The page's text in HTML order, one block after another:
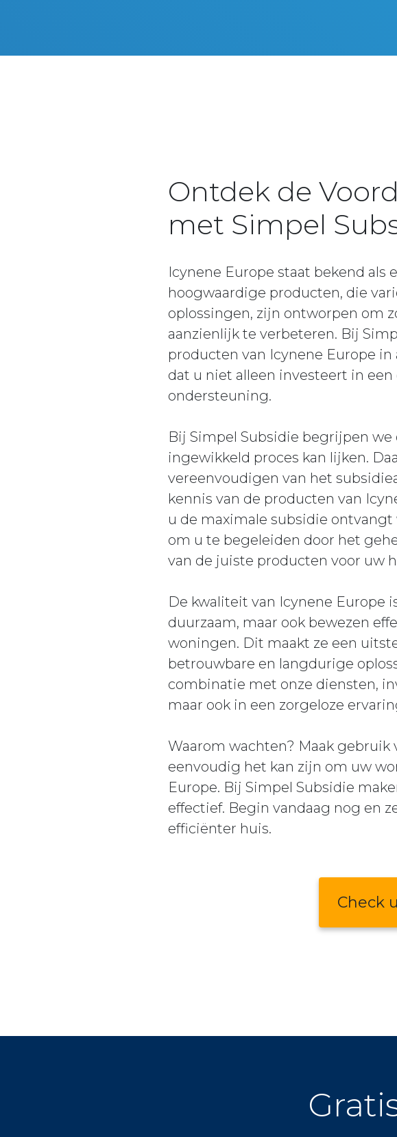
Ontdek de
met Simpel
Icynene Europe staat bekend
hoogwaardige producten, die
oplossingen, zijn ontworpen om
aanzienlijk te verbeteren. Bij
producten van Icynene Europe
dat u niet alleen investeert in
ondersteuning.
Bij Simpel Subsidie begrijpen we
ingewikkeld proces kan lijken.
vereenvoudigen van het
kennis van de producten van
u de maximale subsidie ontvangt
om u te begeleiden door het
van de juiste producten voor uw
De kwaliteit van Icynene Europe
duurzaam, maar ook bewezen
woningen. Dit maakt ze een
betrouwbare en langdurige
combinatie met onze diensten,
maar ook in een zorgeloze
Waarom wachten? Maak
eenvoudig het kan zijn om uw
Europe. Bij Simpel Subsidie
effectief. Begin vandaag nog en
efficiënter huis.
Check